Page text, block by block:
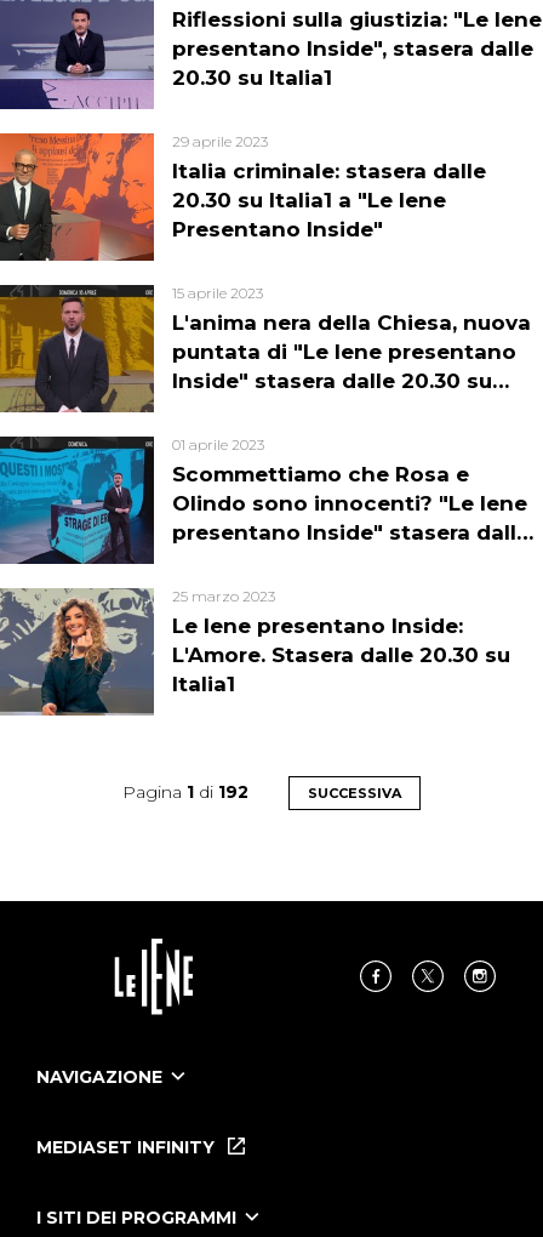
Riflessioni sulla giustizia: "Le Iene
presentano Inside", stasera dalle
20.30 su Italia1
Italia criminale: stasera dalle
20.30 su Italia1 a "Le Iene
Presentano Inside"
29 aprile 2023
L'anima nera della Chiesa, nuova
puntata di "Le Iene presentano
Inside" stasera dalle 20.30 su
15 aprile 2023
Scommettiamo che Rosa e
Olindo sono innocenti? "Le Iene
presentano Inside" stasera dalle
01 aprile 2023
Le Iene presentano Inside:
L'Amore. Stasera dalle 20.30 su
Italia1
25 marzo 2023
Pagina 1 di 192 SUCCESSIVA
NAVIGAZIONE
Le Iene Presentano Inside
Tutti i servizi
MEDIASET INFINITY
I SITI DEI PROGRAMMI